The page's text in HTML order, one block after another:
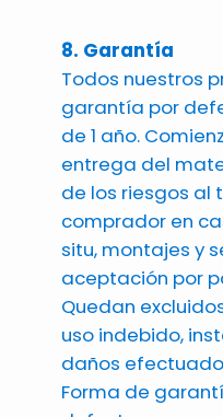
8. Garantía
Todos nuestros
garantía por
de 1 año.
entrega del
de los riesgos al
comprador en
situ, montajes y
aceptación por
Quedan
uso indebido,
daños
Forma de